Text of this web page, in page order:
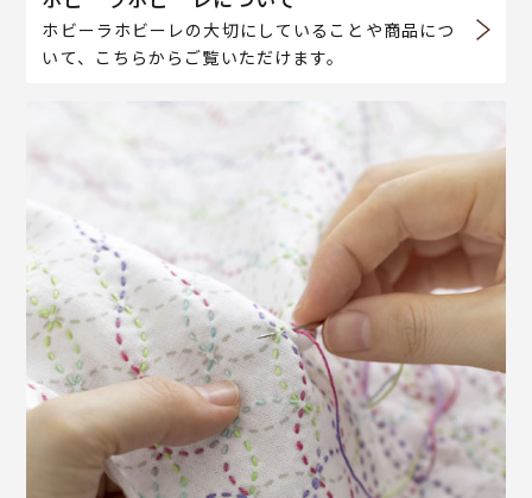
ホビーラホビーレの大切にしていることや商品につ
いて、こちらからご覧いただけます。